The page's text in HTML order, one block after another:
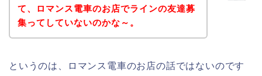
て、ロマンス電車のお店でラインの友達募
集ってしていないのかな～。
というのは、ロマンス電車のお店の話ではないのです